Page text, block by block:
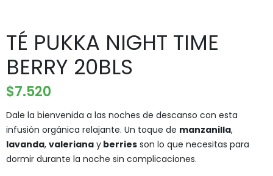
TÉ PUKKA NIGHT TIME
BERRY 20BLS
$7.520
Dale la bienvenida a las noches de descanso con esta
infusión orgánica relajante. Un toque de manzanilla,
lavanda, valeriana y berries son lo que necesitas para
dormir durante la noche sin complicaciones.